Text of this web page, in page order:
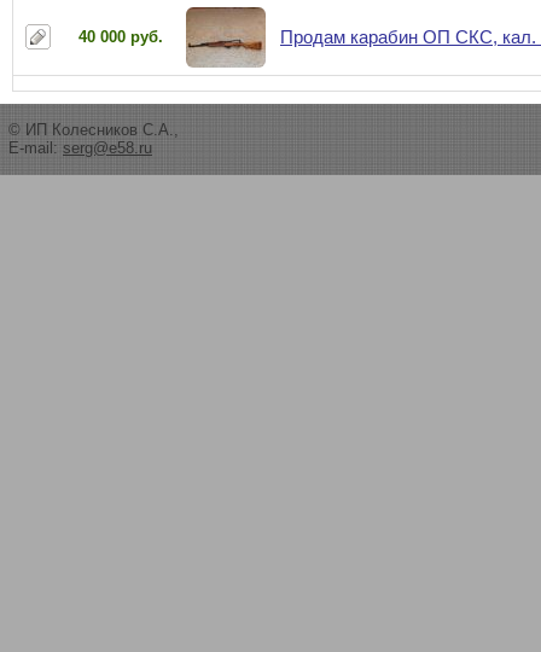
40 000 руб. Продам карабин ОП СКС, кал.
© ИП Колесников С.А.,
E-mail: serg@e58.ru